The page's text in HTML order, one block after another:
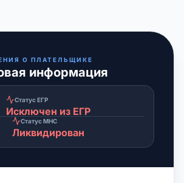
О ПЛАТЕЛЬЩИКЕ
информация
Статус ЕГР
Исключен из ЕГР
Статус МНС
Ликвидирован